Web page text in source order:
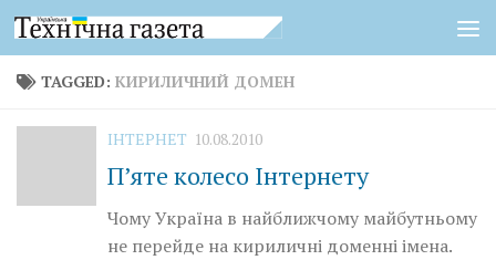
Skip to content
TAGGED: КИРИЛИЧНИЙ ДОМЕН
ІНТЕРНЕТ 10.08.2010
П’яте колесо Інтернету
Чому Україна в найближчому майбутньому
не перейде на кириличні доменні імена.